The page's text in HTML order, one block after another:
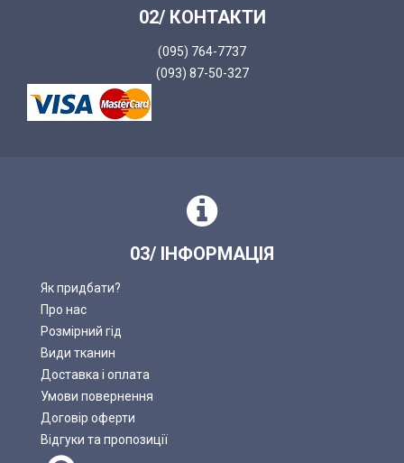
02/ КОНТАКТИ
(095) 764-7737
(093) 87-50-327
03/ ІНФОРМАЦІЯ
Як придбати?
Про нас
Розмірний гід
Види тканин
Доставка і оплата
Умови повернення
Договір оферти
Відгуки та пропозиції